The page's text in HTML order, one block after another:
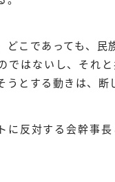
どこであっても、
ではないし、それ
うとする動きは、断
に反対する会幹事